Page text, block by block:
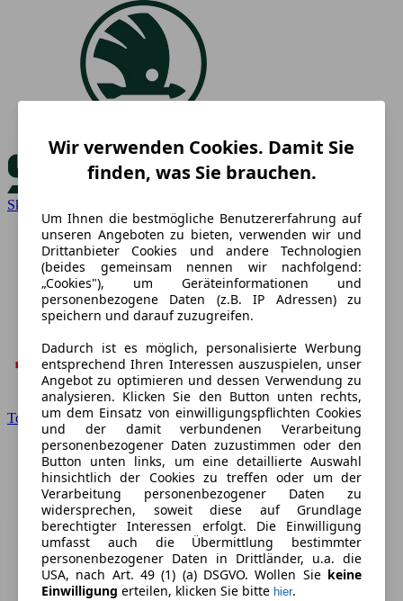
Skoda
Toyota
Wir verwenden Cookies. Damit Sie
finden, was Sie brauchen.
Um Ihnen die bestmögliche Benutzererfahrung auf
unseren Angeboten zu bieten, verwenden wir und
Drittanbieter Cookies und andere Technologien
(beides gemeinsam nennen wir nachfolgend:
„Cookies"), um Geräteinformationen und
personenbezogene Daten (z.B. IP Adressen) zu
speichern und darauf zuzugreifen.
Dadurch ist es möglich, personalisierte Werbung
entsprechend Ihren Interessen auszuspielen, unser
Angebot zu optimieren und dessen Verwendung zu
analysieren. Klicken Sie den Button unten rechts,
um dem Einsatz von einwilligungspflichten Cookies
und der damit verbundenen Verarbeitung
personenbezogener Daten zuzustimmen oder den
Button unten links, um eine detaillierte Auswahl
hinsichtlich der Cookies zu treffen oder um der
Verarbeitung personenbezogener Daten zu
widersprechen, soweit diese auf Grundlage
berechtigter Interessen erfolgt. Die Einwilligung
umfasst auch die Übermittlung bestimmter
personenbezogener Daten in Drittländer, u.a. die
USA, nach Art. 49 (1) (a) DSGVO. Wollen Sie keine
Einwilligung erteilen, klicken Sie bitte hier.